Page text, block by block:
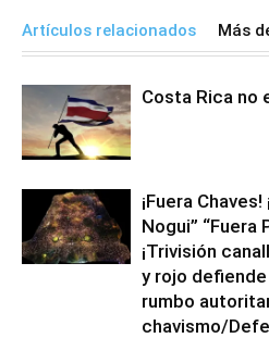
Artículos relacionados Más
Costa Rica no
¡Fuera Chaves!
Nogui” “Fuera
¡Trivisión
y rojo
rumbo
chavismo/